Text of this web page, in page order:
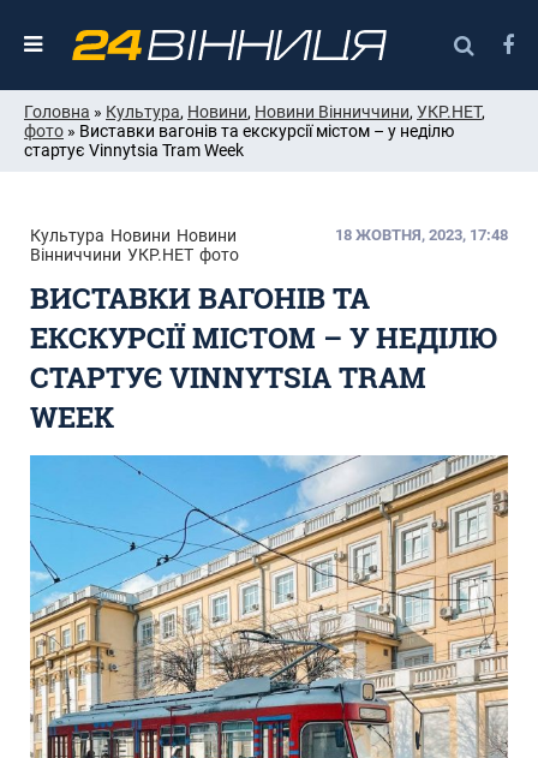
Головна » Культура, Новини, Новини Вінниччини, УКР.НЕТ,
фото » Виставки вагонів та екскурсії містом – у неділю
стартує Vinnytsia Tram Week
Культура Новини Новини
Вінниччини УКР.НЕТ фото
18 ЖОВТНЯ, 2023, 17:48
ВИСТАВКИ ВАГОНІВ ТА
ЕКСКУРСІЇ МІСТОМ – У НЕДІЛЮ
СТАРТУЄ VINNYTSIA TRAM
WEEK